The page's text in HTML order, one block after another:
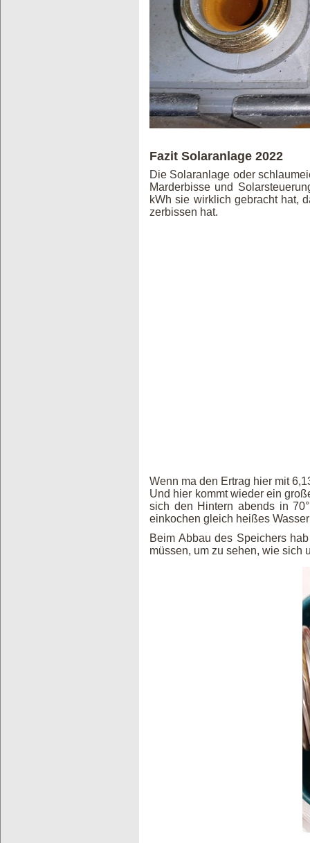
Fazit Solaranlage 2022
Die Solaranlage oder
Marderbisse und
kWh sie wirklich gebracht hat,
zerbissen hat.
Wenn ma den Ertrag hier mit
Und hier kommt wieder ein
sich den Hintern abends in
einkochen gleich heißes
Beim Abbau des Speichers
müssen, um zu sehen, wie sich